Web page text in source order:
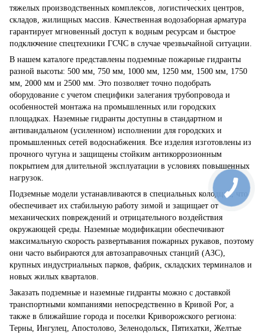
тяжелых производственных комплексов, логистических центров,
складов, жилищных массив. Качественная водозаборная арматура
гарантирует мгновенный доступ к водным ресурсам и быстрое
подключение спецтехники ГСЧС в случае чрезвычайной ситуации.
В нашем каталоге представлены подземные пожарные гидранты
разной высоты: 500 мм, 750 мм, 1000 мм, 1250 мм, 1500 мм, 1750
мм, 2000 мм и 2500 мм. Это позволяет точно подобрать
оборудование с учетом специфики залегания трубопровода и
особенностей монтажа на промышленных или городских
площадках. Наземные гидранты доступны в стандартном и
антивандальном (усиленном) исполнении для городских и
промышленных сетей водоснабжения. Все изделия изготовлены из
прочного чугуна и защищены стойким антикоррозионным
покрытием для длительной эксплуатации в условиях повышенных
нагрузок.
Подземные модели устанавливаются в специальных колодцах, что
обеспечивает их стабильную работу зимой и защищает от
механических повреждений и отрицательного воздействия
окружающей среды. Наземные модификации обеспечивают
максимальную скорость развертывания пожарных рукавов, поэтому
они часто выбираются для автозаправочных станций (АЗС),
крупных индустриальных парков, фабрик, складских терминалов и
новых жилых кварталов.
Заказать подземные и наземные гидранты можно с доставкой
транспортными компаниями непосредственно в Кривой Рог, а
также в ближайшие города и поселки Криворожского региона:
Терны, Ингулец, Апостолово, Зеленодольск, Пятихатки, Желтые